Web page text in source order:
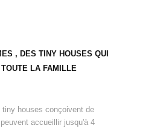
, DES TINY HOUSES QUI
LA FAMILLE
tiny houses conçoivent de
accueillir jusqu'à 4